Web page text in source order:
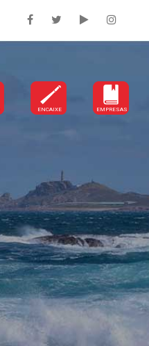
ENCAIXE EMPRESAS